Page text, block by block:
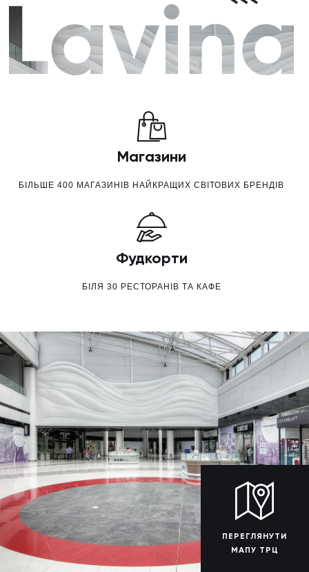
Магазини
БІЛЬШЕ 400 МАГАЗИНІВ НАЙКРАЩИХ СВІТОВИХ БРЕНДІВ
Фудкорти
БІЛЯ 30 РЕСТОРАНІВ ТА КАФЕ
ПЕРЕГЛЯНУТИ
МАПУ ТРЦ